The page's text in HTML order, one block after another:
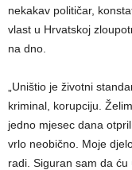
nekakav političar,
vlast u Hrvatskoj
na dno.
„Uništio je životni
kriminal, korupciju.
jedno mjesec dana
vrlo neobično. Moje
radi. Siguran sam da ću